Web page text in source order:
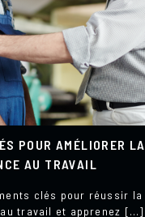
POUR AMÉLIORER LA
AU TRAVAIL
clés pour réussir la
travail et apprenez […]